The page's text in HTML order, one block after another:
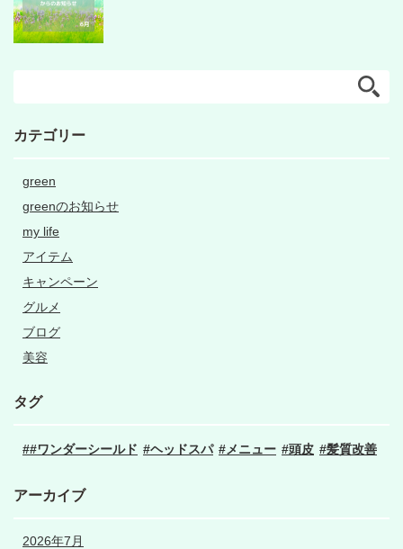
カテゴリー
green
greenのお知らせ
my life
アイテム
キャンペーン
グルメ
ブログ
美容
タグ
#ワンダーシールド ヘッドスパ メニュー 頭皮 髪質改善
アーカイブ
2026年7月